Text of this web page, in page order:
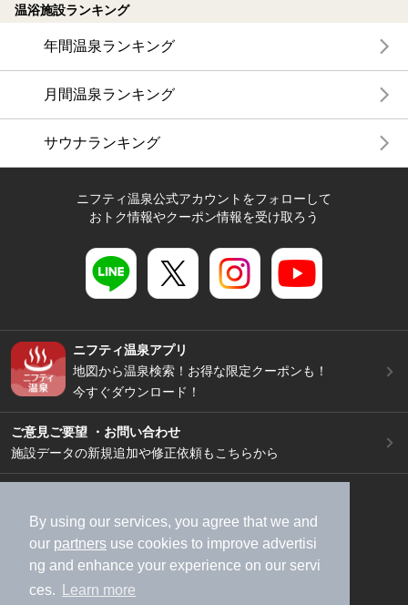
By using our services, you agree that we and
our partners use cookies to improve advertisi
ng and enhance your experience on our servi
ces.
Learn more
温浴施設ランキング
年間温泉ランキング
月間温泉ランキング
サウナランキング
ニフティ温泉公式アカウントをフォローして
おトク情報やクーポン情報を受け取ろう
ニフティ温泉アプリ
地図から温泉検索！お得な限定クーポンも！
今すぐダウンロード！
ご意見ご要望 ・お問い合わせ
施設データの新規追加や修正依頼もこちらから
加盟店募集（資料請求）
広告出稿のご案内
利用規約
ライフスタイルMEMBERS+規約
特定商取引法に基づく表記
ヘルプ
採用情報
運営会社